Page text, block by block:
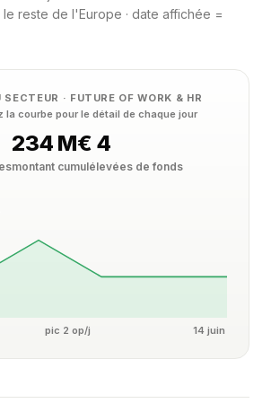
le reste de l'Europe · date affichée =
SECTEUR · FUTURE OF WORK & HR
la courbe pour le détail de chaque jour
234 M€
montant cumulé
4
levées de fonds
pic 2 op/j 14 juin